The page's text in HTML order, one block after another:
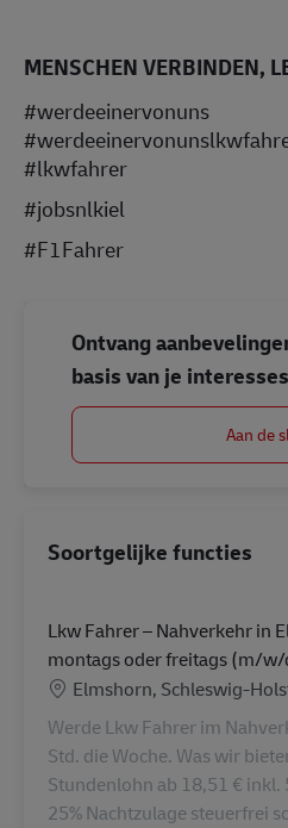
MENSCHEN VERBINDEN,
#werdeeinervonuns
#lkwfahrer
#jobsnlkiel
#F1Fahrer
Ontvang
basis van je
Aan de
Soortgelijke functies
Lkw Fahrer – Nahverkehr in
montags oder freitags (m/w/
Locatie
Elmshorn, Schleswig-
Werde Lkw Fahrer im
Std. die Woche. Was wir
Stundenlohn ab 18,51 € inkl.
25% Nachtzulage steuerfrei